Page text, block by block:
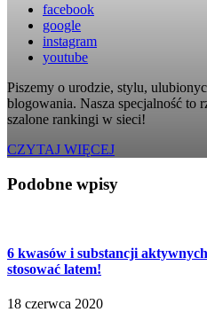
facebook
google
instagram
youtube
Piszemy o urodzie, stylu,
blogowania. Nasza specjalność to
szalone rankingi w sieci!
CZYTAJ WIĘCEJ
Podobne wpisy
6 kwasów i substancji
stosować latem!
18 czerwca 2020